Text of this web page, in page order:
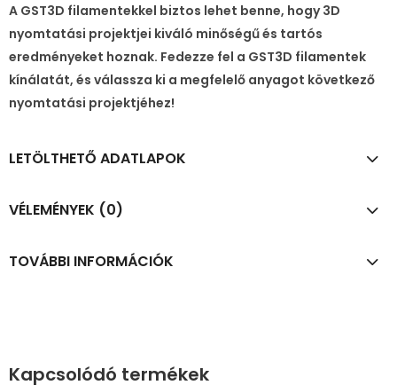
A GST3D filamentekkel biztos lehet benne, hogy 3D
nyomtatási projektjei kiváló minőségű és tartós
eredményeket hoznak. Fedezze fel a GST3D filamentek
kínálatát, és válassza ki a megfelelő anyagot következő
nyomtatási projektjéhez!
LETÖLTHETŐ ADATLAPOK
VÉLEMÉNYEK (0)
TOVÁBBI INFORMÁCIÓK
Kapcsolódó termékek